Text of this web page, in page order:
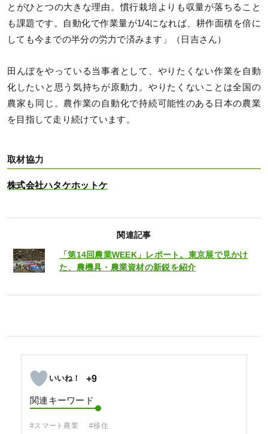
とがひとつの大きな理由。慣行栽培よりも収量が落ちること
も課題です。自動化で作業量が1/4になれば、耕作面積を倍に
しても今までの半分の労力で済みます」（日吉さん）
田んぼをやっている当事者として、やりたくない作業を自動
化したいと思う気持ちが原動力。やりたくないことは全国の
農家も同じ。農作業の自動化で持続可能性のある日本の農業
を目指して走り続けています。
取材協力
株式会社ハタケホットケ
関連記事
「第14回農業WEEK」レポート。東京展で見かけ
た、農機具・農業資材の新鋭を紹介
+9
関連キーワード
#スマート農業 #移住